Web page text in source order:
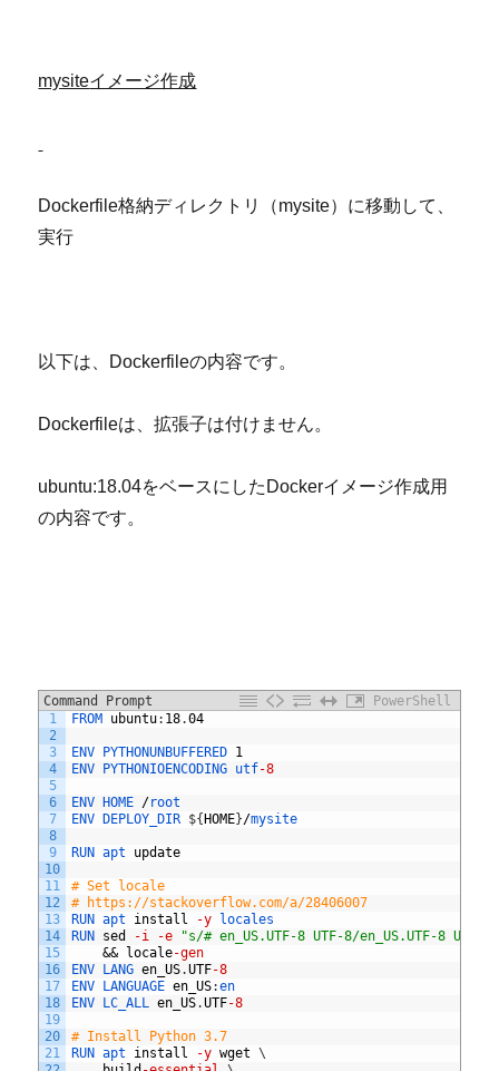
mysiteイメージ作成
Dockerfile格納ディレクトリ（mysite）に移動して、
実行
以下は、Dockerfileの内容です。
Dockerfileは、拡張子は付けません。
ubuntu:18.04をベースにしたDockerイメージ作成用
の内容です。
Command Prompt
PowerShell
1
2
3
4
5
6
7
8
9
10
11
12
13
14
15
16
17
18
19
20
21
FROM ubuntu: 18.04
ENV PYTHONUNBUFFERED 1
ENV
PYTHONIOENCODING utf-8
ENV HOME /root
ENV
DEPLOY_DIR ${ HOME}/mysite
RUN apt update
# Set locale
# https://stackoverflow.com/a/28406007
RUN apt install -y
locales
RUN sed -i -e
"s/# en_US.UTF-8 UTF-8/en_US.UTF-8 UTF-
&&
locale-gen
ENV
LANG en_US.UTF-8
ENV
LANGUAGE en_US:en
ENV
LC_ALL en_US.UTF-8
# Install Python 3.7
RUN apt install -y wget
\